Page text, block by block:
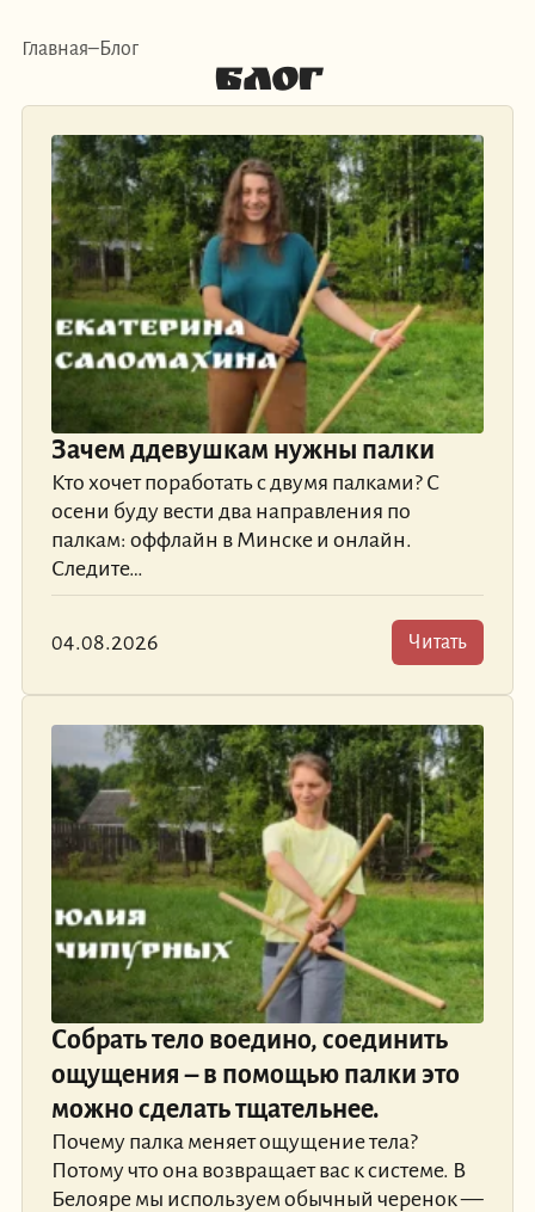
Главная Блог
Блог
Зачем ддевушкам нужны палки
Кто хочет поработать с двумя палками? С
осени буду вести два направления по
палкам: оффлайн в Минске и онлайн.
Следите…
04.08.2026 Читать
Собрать тело воедино, соединить
ощущения – в помощью палки это
можно сделать тщательнее.
Почему палка меняет ощущение тела?
Потому что она возвращает вас к системе. В
Белояре мы используем обычный черенок —